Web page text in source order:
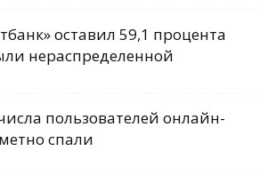
оставил 59,1 процента
нераспределенной
пользователей онлайн-
спали